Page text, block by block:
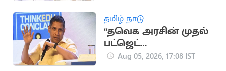
தமிழ் நாடு
“தவெக அரசின் முதல்
பட்ஜெட்
யதார்த்தமானது”..
Aug 05, 2026, 17:08 IST